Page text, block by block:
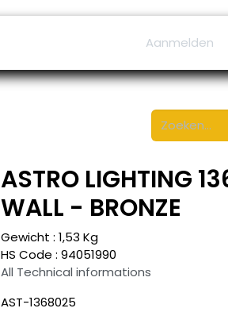
Aanmelden
ASTRO LIGHTING
WALL - BRONZE
Gewicht : 1,53 Kg
HS Code : 94051990
All Technical informations
AST-1368025